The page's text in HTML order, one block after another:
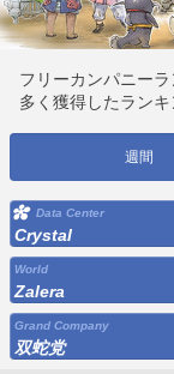
フリーカンパニー
多く獲得したランキ
週間
Data Center
Crystal
World
Zalera
Grand Company
双蛇党